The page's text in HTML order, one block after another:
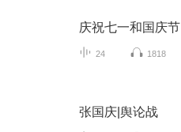
庆祝七一和国庆节
24 1818
张国庆|舆论战